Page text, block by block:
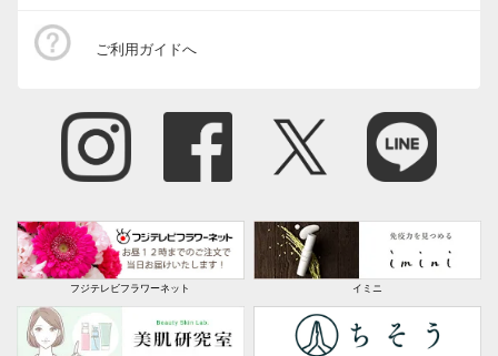
ご利用ガイドへ
フジテレビフラワーネット イミニ